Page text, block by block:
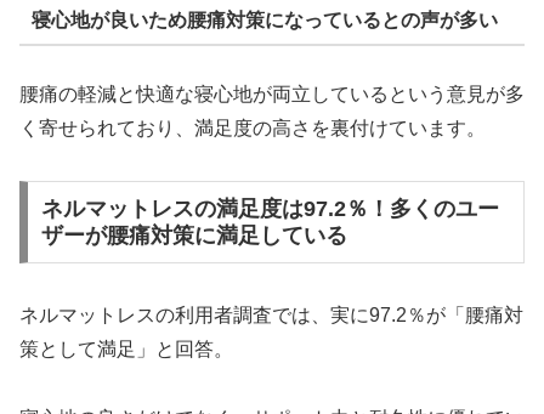
寝心地が良いため腰痛対策になっているとの声が多い
腰痛の軽減と快適な寝心地が両立しているという意見が多
く寄せられており、満足度の高さを裏付けています。
ネルマットレスの満足度は97.2％！多くのユー
ザーが腰痛対策に満足している
ネルマットレスの利用者調査では、実に97.2％が「腰痛対
策として満足」と回答。